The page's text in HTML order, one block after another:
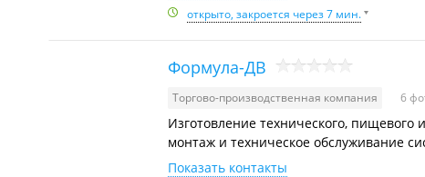
открыто, закроется через 7 мин.
Формула-ДВ
Торгово-производственная компания 6
Изготовление технического,
монтаж и техническое обслуживание
Показать контакты